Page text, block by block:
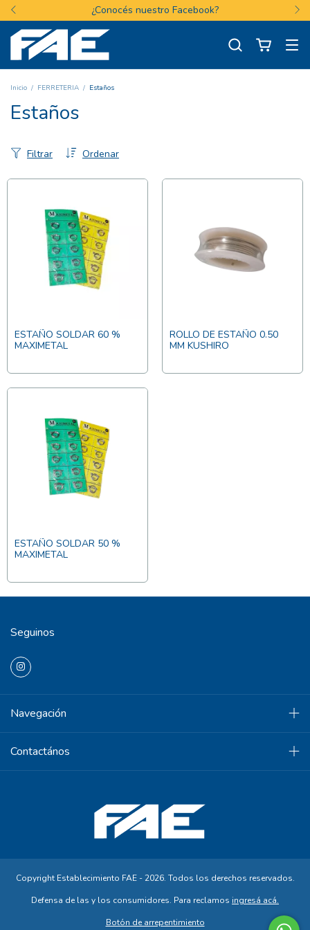
¿Conocés nuestro Facebook?
Inicio / FERRETERIA / Estaños
Estaños
Ordenar
Filtrar
ESTAÑO SOLDAR 60 %
MAXIMETAL
ROLLO DE ESTAÑO 0.50
MM KUSHIRO
ESTAÑO SOLDAR 50 %
MAXIMETAL
Seguinos
Navegación
Contactános
Copyright Establecimiento FAE - 2026. Todos los derechos reservados.
Defensa de las y los consumidores. Para reclamos ingresá acá.
Botón de arrepentimiento